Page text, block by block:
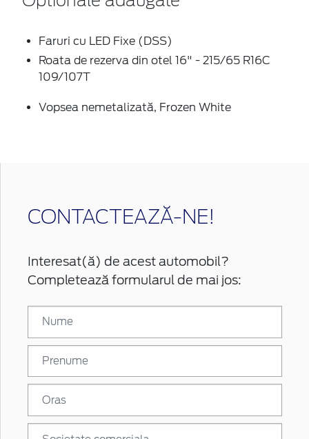
Faruri cu LED Fixe (DSS)
Roata de rezerva din otel 16" - 215/65 R16C
109/107T
Vopsea nemetalizată, Frozen White
CONTACTEAZĂ-NE!
Interesat(ă) de acest automobil?
Completează formularul de mai jos: